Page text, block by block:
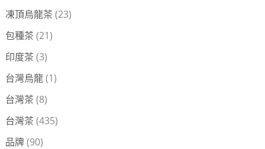
凍頂烏龍茶 (23)
包種茶 (21)
印度茶 (3)
台灣烏龍(1)
台灣茶 (8)
台灣茶 (435)
品牌(90)